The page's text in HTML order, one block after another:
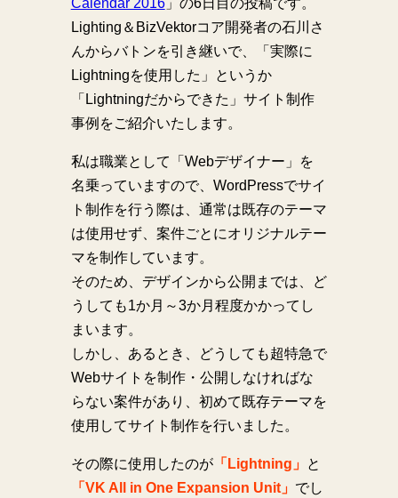
Calendar 2016」の6日目の投稿です。
Lighting＆BizVektorコア開発者の石川さ
んからバトンを引き継いで、「実際に
Lightningを使用した」というか
「Lightningだからできた」サイト制作
事例をご紹介いたします。
私は職業として「Webデザイナー」を
名乗っていますので、WordPressでサイ
ト制作を行う際は、通常は既存のテーマ
は使用せず、案件ごとにオリジナルテー
マを制作しています。
そのため、デザインから公開までは、ど
うしても1か月～3か月程度かかってし
まいます。
しかし、あるとき、どうしても超特急で
Webサイトを制作・公開しなければな
らない案件があり、初めて既存テーマを
使用してサイト制作を行いました。
その際に使用したのが「Lightning」 と
「VK All in One Expansion Unit」 でし